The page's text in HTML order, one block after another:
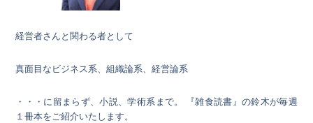
経営者さんと関わる者として
真面目なビジネス系、組織論系、経営論系
・・・に留まらず、小説、学術系まで。 『雑食読書』の鈴木が毎週
１冊本をご紹介いたします。